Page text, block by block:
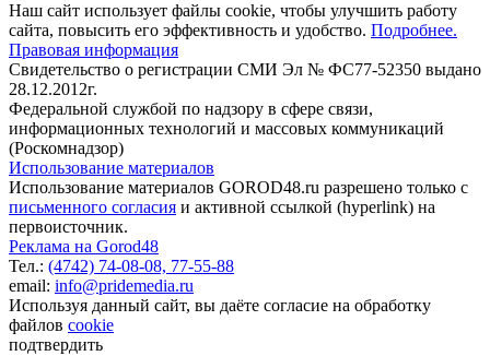
Наш сайт использует файлы cookie, чтобы улучшить работу
сайта, повысить его эффективность и удобство. Подробнее.
Правовая информация
Свидетельство о регистрации СМИ Эл № ФС77-52350 выдано
28.12.2012г.
Федеральной службой по надзору в сфере связи,
информационных технологий и массовых коммуникаций
(Роскомнадзор)
Использование материалов
Использование материалов GOROD48.ru разрешено только с
письменного согласия и активной ссылкой (hyperlink) на
первоисточник.
Реклама на Gorod48
Тел.: (4742) 74-08-08, 77-55-88
email: info@pridemedia.ru
Используя данный сайт, вы даёте согласие на обработку
файлов cookie
подтвердить